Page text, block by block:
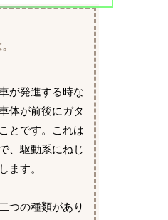
が発進する時な
体が前後にガタ
とです。これは
、駆動系にねじ
ます。
つの種類があり